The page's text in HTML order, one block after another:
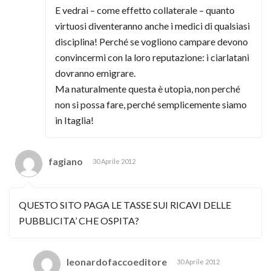
E vedrai – come effetto collaterale – quanto
virtuosi diventeranno anche i medici di qualsiasi
disciplina! Perché se vogliono campare devono
convincermi con la loro reputazione: i ciarlatani
dovranno emigrare.
Ma naturalmente questa è utopia, non perché
non si possa fare, perché semplicemente siamo
in Itaglia!
fagiano 30 Aprile 2012
QUESTO SITO PAGA LE TASSE SUI RICAVI DELLE
PUBBLICITA’ CHE OSPITA?
leonardofaccoeditore 30 Aprile 2012